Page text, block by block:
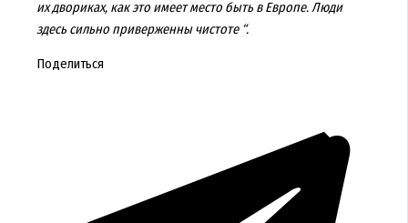
их двориках, как это имеет место быть в Европе. Люди
здесь сильно приверженны чистоте “.
Поделиться